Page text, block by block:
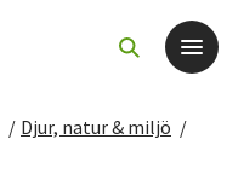
/ Djur, natur & miljö /